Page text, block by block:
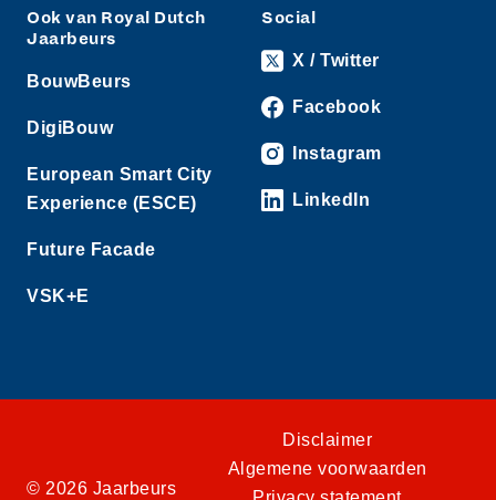
Ook van Royal Dutch
Jaarbeurs
BouwBeurs
DigiBouw
European Smart City
Experience (ESCE)
Future Facade
VSK+E
Social
X / Twitter
Facebook
Instagram
LinkedIn
© 2026 Jaarbeurs
Disclaimer
Algemene voorwaarden